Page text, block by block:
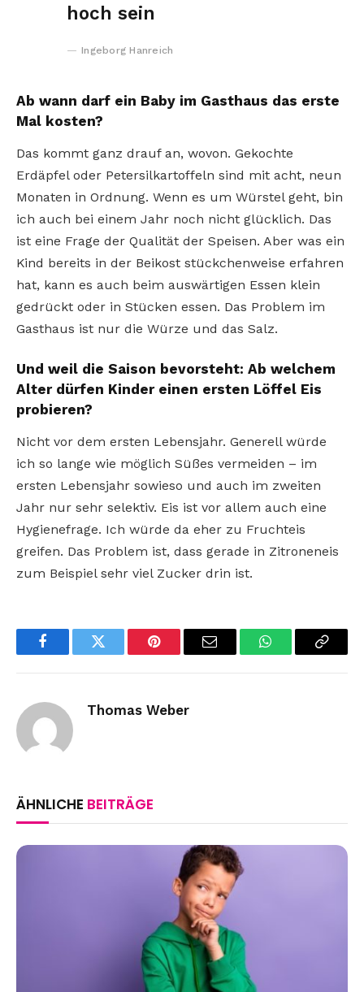
hoch sein
Ingeborg Hanreich
Ab wann darf ein Baby im Gasthaus das erste
Mal kosten?
Das kommt ganz drauf an, wovon. Gekochte
Erdäpfel oder Petersilkartoffeln sind mit acht, neun
Monaten in Ordnung. Wenn es um Würstel geht, bin
ich auch bei einem Jahr noch nicht glücklich. Das
ist eine Frage der Qualität der Speisen. Aber was ein
Kind bereits in der Beikost stückchenweise erfahren
hat, kann es auch beim auswärtigen Essen klein
gedrückt oder in Stücken essen. Das Problem im
Gasthaus ist nur die Würze und das Salz.
Und weil die Saison bevorsteht: Ab welchem
Alter dürfen Kinder einen ersten Löffel Eis
probieren?
Nicht vor dem ersten Lebensjahr. Generell würde
ich so lange wie möglich Süßes vermeiden – im
ersten Lebensjahr sowieso und auch im zweiten
Jahr nur sehr selektiv. Eis ist vor allem auch eine
Hygienefrage. Ich würde da eher zu Fruchteis
greifen. Das Problem ist, dass gerade in Zitroneneis
zum Beispiel sehr viel Zucker drin ist.
FacebookTwitter Pinterest Email WhatsAppCopy
Thomas Weber
ÄHNLICHE BEITRÄGE